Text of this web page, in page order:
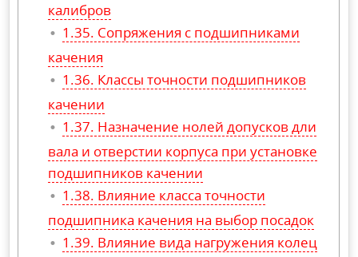
калибров
Сопряжения с подшипниками
качения
Классы точности подшипников
качении
Назначение нолей допусков дли
вала и отверстии корпуса при установке
подшипников качении
Влияние класса точности
подшипника качения на выбор посадок
Влияние вида нагружения колец